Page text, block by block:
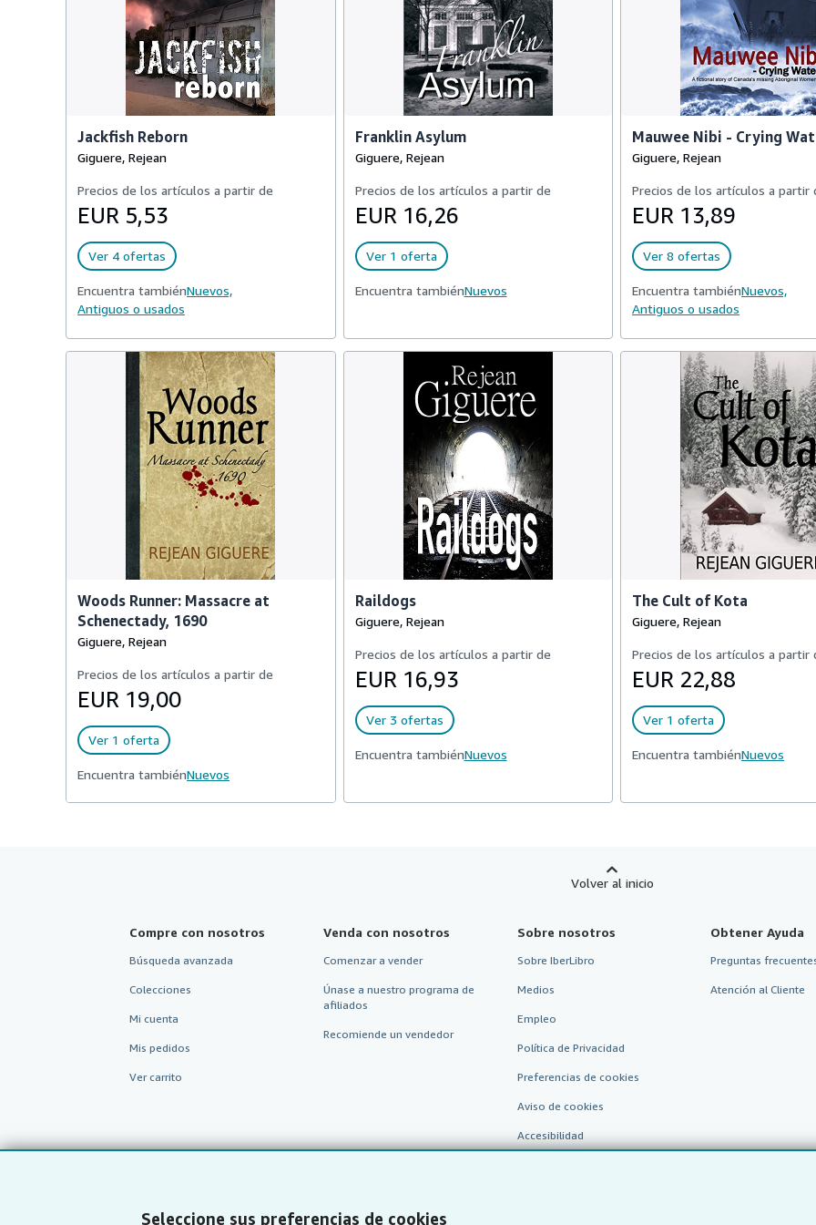
Seleccione sus preferencias de cookies
Jackfish Reborn
Giguere, Rejean
Precios de los artículos a partir de
EUR 5,53
Ver 4 ofertas
Encuentra tambiénNuevos,
Antiguos o usados
Franklin Asylum
Giguere, Rejean
Precios de los artículos a partir de
EUR 16,26
Ver 1 oferta
Encuentra tambiénNuevos
Mauwee Nibi - Crying
Giguere, Rejean
Precios de los artículos a partir
EUR 13,89
Ver 8 ofertas
Encuentra tambiénNuevos,
Antiguos o usados
Woods Runner: Massacre at
Schenectady, 1690
Giguere, Rejean
Precios de los artículos a partir de
EUR 19,00
Ver 1 oferta
Encuentra tambiénNuevos
Raildogs
Giguere, Rejean
Precios de los artículos a partir de
EUR 16,93
Ver 3 ofertas
Encuentra tambiénNuevos
The Cult of Kota
Giguere, Rejean
Precios de los artículos a partir
EUR 22,88
Ver 1 oferta
Encuentra tambiénNuevos
Volver al inicio
Compre con nosotros
Búsqueda avanzada
Colecciones
Mi cuenta
Mis pedidos
Ver carrito
Venda con nosotros
Comenzar a vender
Únase a nuestro programa de
afiliados
Recomiende un vendedor
Sobre nosotros
Sobre IberLibro
Medios
Empleo
Política de Privacidad
Preferencias de cookies
Aviso de cookies
Accesibilidad
Obtener Ayuda
Preguntas
Atención al Cliente